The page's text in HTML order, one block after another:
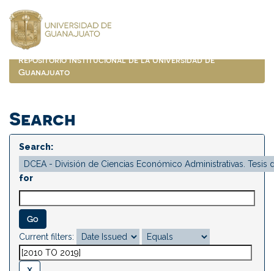
navigation
Repositorio Institucional de la Universidad de
Guanajuato
Search
Search:
for
Current filters: